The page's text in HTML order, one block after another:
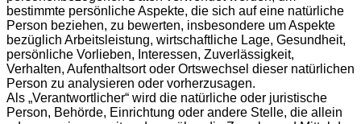
bestimmte persönliche Aspekte, die sich auf eine natürliche
Person beziehen, zu bewerten, insbesondere um Aspekte
bezüglich Arbeitsleistung, wirtschaftliche Lage, Gesundheit,
persönliche Vorlieben, Interessen, Zuverlässigkeit,
Verhalten, Aufenthaltsort oder Ortswechsel dieser natürlichen
Person zu analysieren oder vorherzusagen.
Als „Verantwortlicher“ wird die natürliche oder juristische
Person, Behörde, Einrichtung oder andere Stelle, die allein